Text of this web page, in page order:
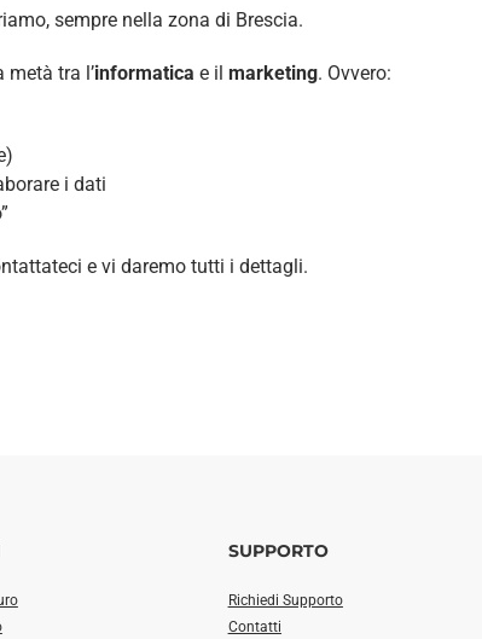
sempre nella zona di Brescia.
tra l’informatica e il marketing. Ovvero:
i dati
e vi daremo tutti i dettagli.
SUPPORTO
Richiedi Supporto
Contatti